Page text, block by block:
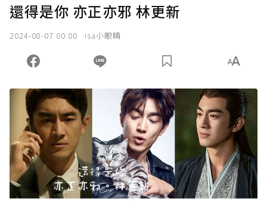
還得是你 亦正亦邪 林更新
2024-08-07 00:00 isa小眼睛